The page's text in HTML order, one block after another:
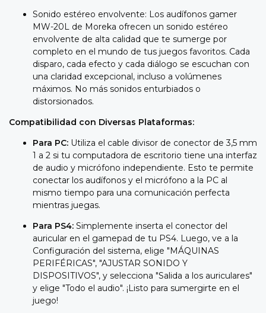
Sonido estéreo envolvente: Los audífonos gamer
MW-20L de Moreka ofrecen un sonido estéreo
envolvente de alta calidad que te sumerge por
completo en el mundo de tus juegos favoritos. Cada
disparo, cada efecto y cada diálogo se escuchan con
una claridad excepcional, incluso a volúmenes
máximos. No más sonidos enturbiados o
distorsionados.
Compatibilidad con Diversas Plataformas:
Para PC: Utiliza el cable divisor de conector de 3,5 mm
1 a 2 si tu computadora de escritorio tiene una interfaz
de audio y micrófono independiente. Esto te permite
conectar los audífonos y el micrófono a la PC al
mismo tiempo para una comunicación perfecta
mientras juegas.
Para PS4: Simplemente inserta el conector del
auricular en el gamepad de tu PS4. Luego, ve a la
Configuración del sistema, elige "MÁQUINAS
PERIFÉRICAS", "AJUSTAR SONIDO Y
DISPOSITIVOS", y selecciona "Salida a los auriculares"
y elige "Todo el audio". ¡Listo para sumergirte en el
juego!